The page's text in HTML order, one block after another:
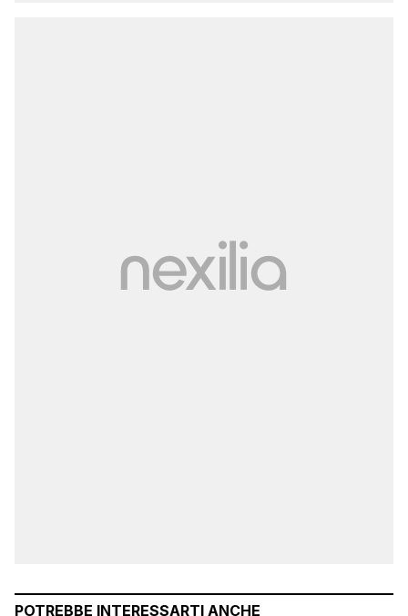
POTREBBE INTERESSARTI ANCHE